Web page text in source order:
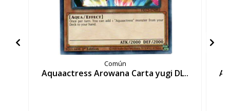
Común
Aquaactress Arowana Carta yugi DL..